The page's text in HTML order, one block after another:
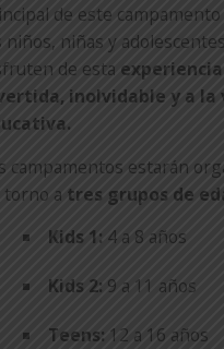
de este campamento
niños, niñas y
de esta experiencia
inolvidable y a la
campamentos estarán
torno a tres grupos de
Kids 1: 4 a 8 años
Kids 2: 9 a 11 años
Teens: 12 a 16 años